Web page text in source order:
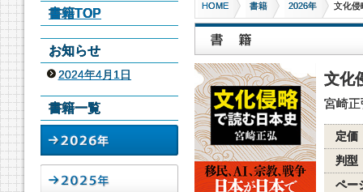
書籍TOP
お知らせ
2024年4月1日
書籍一覧
HOME 書籍 2026年 文化侵
文化
宮崎
定価
判型
ペー